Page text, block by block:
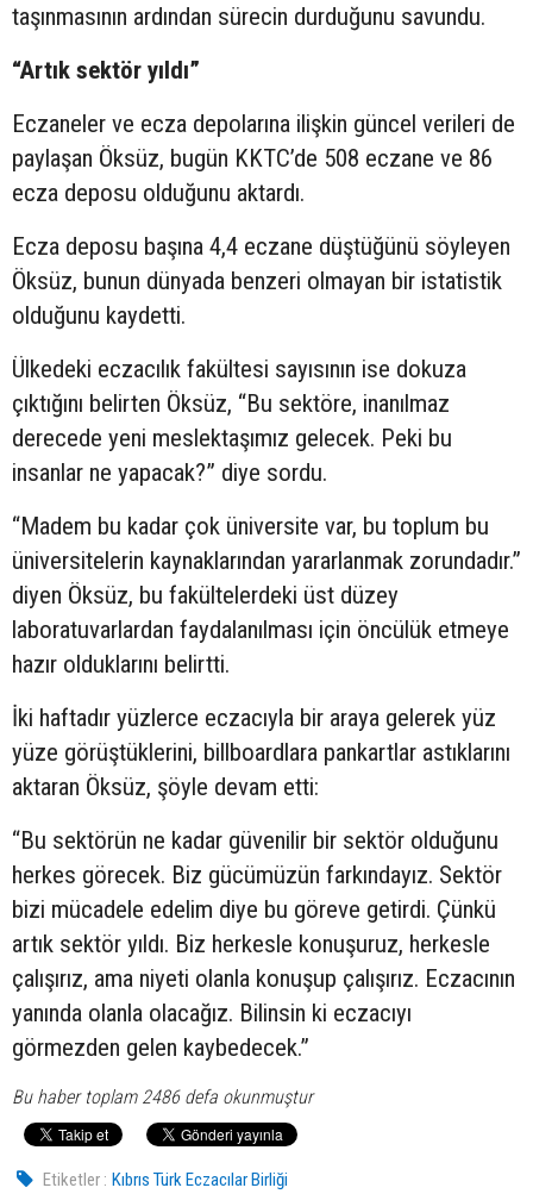
taşınmasının ardından sürecin durduğunu savundu.
“Artık sektör yıldı”
Eczaneler ve ecza depolarına ilişkin güncel verileri de
paylaşan Öksüz, bugün KKTC’de 508 eczane ve 86
ecza deposu olduğunu aktardı.
Ecza deposu başına 4,4 eczane düştüğünü söyleyen
Öksüz, bunun dünyada benzeri olmayan bir istatistik
olduğunu kaydetti.
Ülkedeki eczacılık fakültesi sayısının ise dokuza
çıktığını belirten Öksüz, “Bu sektöre, inanılmaz
derecede yeni meslektaşımız gelecek. Peki bu
insanlar ne yapacak?” diye sordu.
“Madem bu kadar çok üniversite var, bu toplum bu
üniversitelerin kaynaklarından yararlanmak zorundadır.”
diyen Öksüz, bu fakültelerdeki üst düzey
laboratuvarlardan faydalanılması için öncülük etmeye
hazır olduklarını belirtti.
İki haftadır yüzlerce eczacıyla bir araya gelerek yüz
yüze görüştüklerini, billboardlara pankartlar astıklarını
aktaran Öksüz, şöyle devam etti:
“Bu sektörün ne kadar güvenilir bir sektör olduğunu
herkes görecek. Biz gücümüzün farkındayız. Sektör
bizi mücadele edelim diye bu göreve getirdi. Çünkü
artık sektör yıldı. Biz herkesle konuşuruz, herkesle
çalışırız, ama niyeti olanla konuşup çalışırız. Eczacının
yanında olanla olacağız. Bilinsin ki eczacıyı
görmezden gelen kaybedecek.”
Bu haber toplam 2486 defa okunmuştur
Etiketler : Kıbrıs Türk Eczacılar Birliği